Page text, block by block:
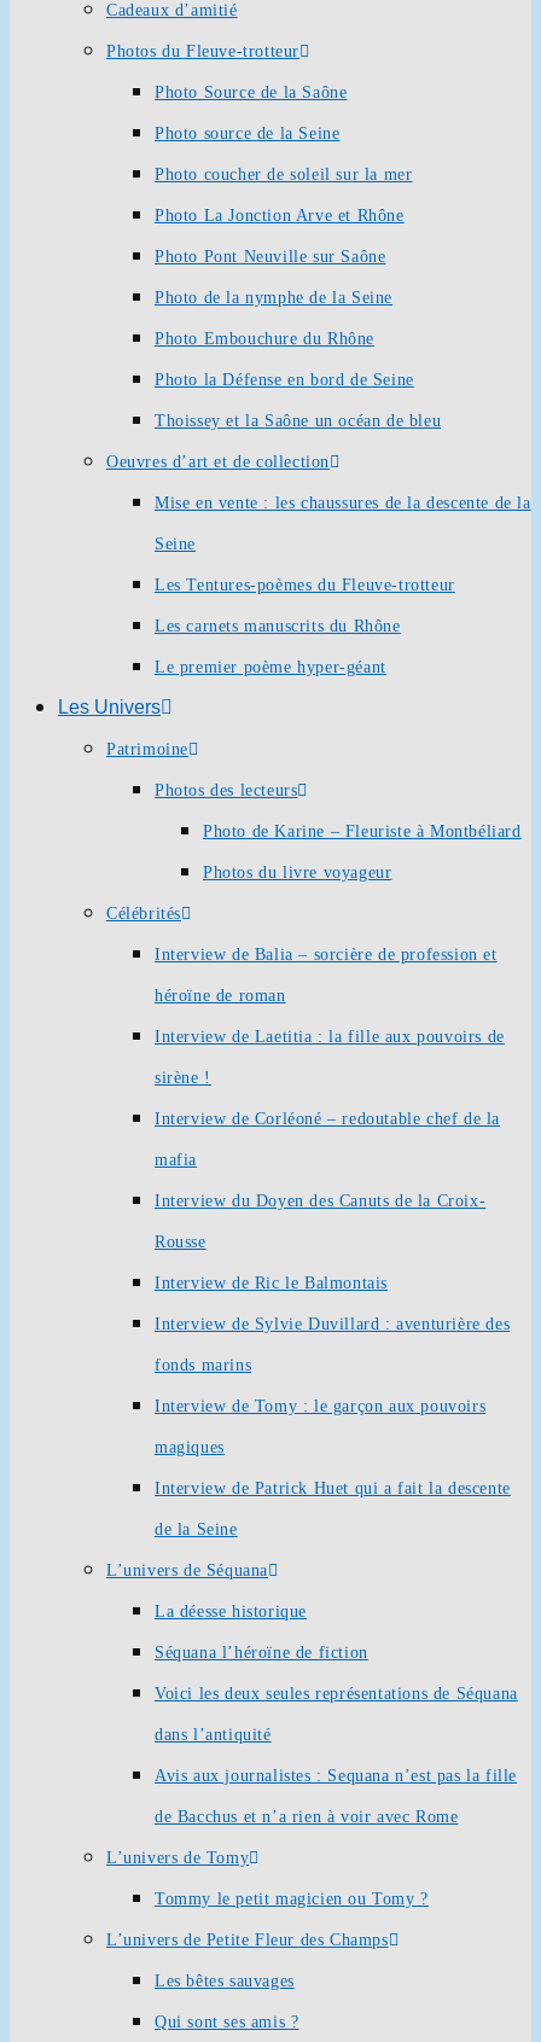
Cadeaux d’amitié
Photos du Fleuve-trotteur
Photo Source de la Saône
Photo source de la Seine
Photo coucher de soleil sur la mer
Photo La Jonction Arve et Rhône
Photo Pont Neuville sur Saône
Photo de la nymphe de la Seine
Photo Embouchure du Rhône
Photo la Défense en bord de Seine
Thoissey et la Saône un océan de bleu
Oeuvres d’art et de collection
Mise en vente : les chaussures de la descente de la
Seine
Les Tentures-poèmes du Fleuve-trotteur
Les carnets manuscrits du Rhône
Le premier poème hyper-géant
Les Univers
Patrimoine
Photos des lecteurs
Photo de Karine – Fleuriste à Montbéliard
Photos du livre voyageur
Célébrités
Interview de Balia – sorcière de profession et
héroïne de roman
Interview de Laetitia : la fille aux pouvoirs de
sirène !
Interview de Corléoné – redoutable chef de la
mafia
Interview du Doyen des Canuts de la Croix-
Rousse
Interview de Ric le Balmontais
Interview de Sylvie Duvillard : aventurière des
fonds marins
Interview de Tomy : le garçon aux pouvoirs
magiques
Interview de Patrick Huet qui a fait la descente
de la Seine
L’univers de Séquana
La déesse historique
Séquana l’héroïne de fiction
Voici les deux seules représentations de Séquana
dans l’antiquité
Avis aux journalistes : Sequana n’est pas la fille
de Bacchus et n’a rien à voir avec Rome
L’univers de Tomy
Tommy le petit magicien ou Tomy ?
L’univers de Petite Fleur des Champs
Les bêtes sauvages
Qui sont ses amis ?